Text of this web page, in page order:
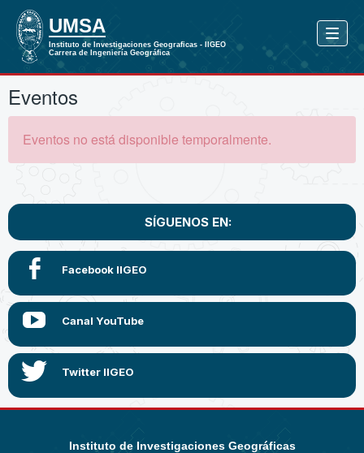
Eventos
Eventos no está disponible temporalmente.
SÍGUENOS EN:
Instituto de Investigaciones Geográficas